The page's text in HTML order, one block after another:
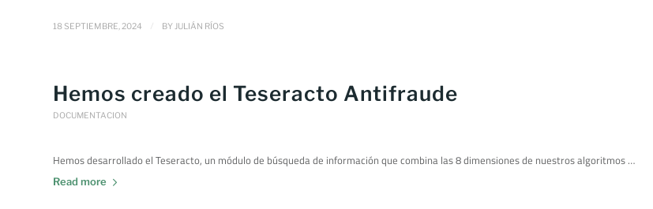
18 SEPTIEMBRE, 2024 BYJULIÁN RÍOS
Hemos creado el Teseracto Antifraude
DOCUMENTACION
Hemos desarrollado el Teseracto, un módulo de búsqueda de información que combina las 8 dimensiones de nuestros algoritmos …
Read more